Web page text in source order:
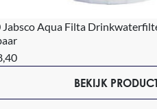
Aqua Filta
BEKIJK